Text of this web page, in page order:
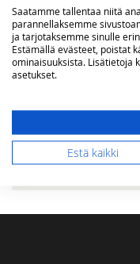
VERTAA TUOTTEITA
Sinulla ei vertailtavia
OMA TOIVELISTA
Saatamme tallentaa niitä
parannellaksemme
ja tarjotaksemme sinulle
Estämällä evästeet, poistat
ominaisuuksista. Lisätietoja
asetukset.
Estä kaikki